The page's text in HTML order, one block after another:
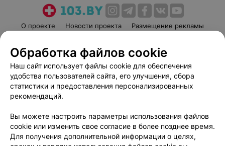
О проекте Новости проекта
Размещение рекламы
Пользовательское соглашение
Способы оплаты
Вакансии
Партнеры
Написать руководителю 103.by
Обработка персональных данных
Обработка файлов cookie
Наш сайт использует файлы cookie для обеспечения
удобства пользователей сайта, его улучшения, сбора
статистики и предоставления персонализированных
рекомендаций.
Вы можете настроить параметры использования файлов
cookie или изменить свое согласие в более позднее время.
Для получения дополнительной информации о целях,